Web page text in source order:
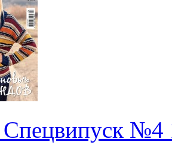
Спецвипуск №4